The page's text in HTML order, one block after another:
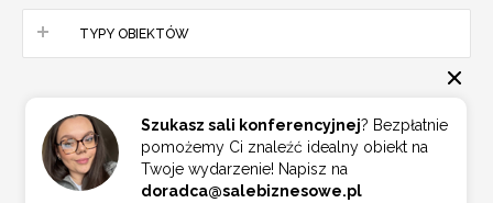
TYPY OBIEKTÓW
hotel 795 pałac134 zamek 46 dworek 123
obiekt konferencyjny
1121 inny 836 pensjonat
wyróżnione9 plener132
Szukasz sali konferencyjnej? Bezpłatnie
pomożemy Ci znaleźć idealny obiekt na
Twoje wydarzenie! Napisz na
doradca@salebiznesowe.pl